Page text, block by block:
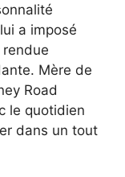
a imposé
rendue
Mère de
Road
le quotidien
dans un tout